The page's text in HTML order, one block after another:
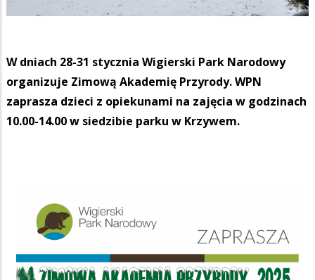
W dniach 28-31 stycznia Wigierski Park Narodowy
organizuje Zimową Akademię Przyrody. WPN
zaprasza dzieci z opiekunami na zajęcia w godzinach
10.00-14.00 w siedzibie parku w Krzywem.